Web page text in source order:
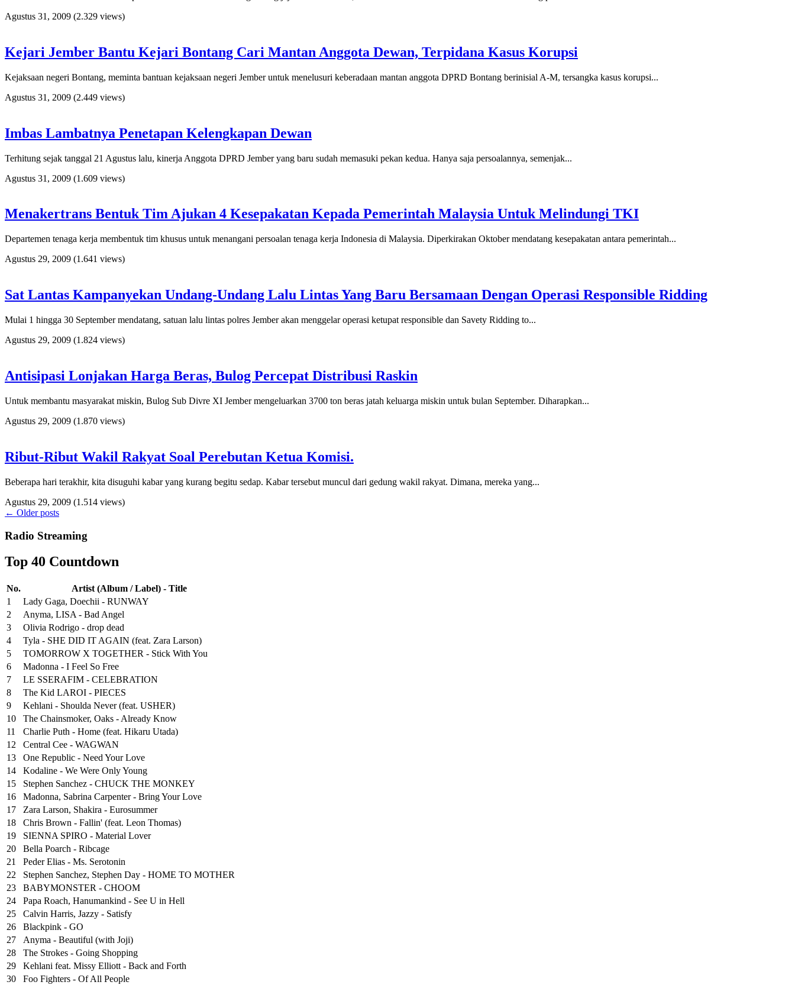
Agustus 31, 2009 (2.329 views)
Kejari Jember Bantu Kejari Bontang Cari Mantan Anggota Dewan, Terpidana Kasus Korupsi
­Kejaksaan negeri Bontang, meminta bantuan kejaksaan negeri Jember untuk menelusuri keberadaan mantan anggota DPRD Bontang berinisial A-M, tersangka kasus korupsi...
Agustus 31, 2009 (2.449 views)
Imbas Lambatnya Penetapan Kelengkapan Dewan
Terhitung sejak tanggal 21 Agustus lalu, kinerja Anggota DPRD Jember yang baru sudah memasuki pekan kedua. Hanya saja persoalannya, semenjak...
Agustus 31, 2009 (1.609 views)
Menakertrans Bentuk Tim Ajukan 4 Kesepakatan Kepada Pemerintah Malaysia Untuk Melindungi TKI
Departemen tenaga kerja membentuk tim khusus untuk menangani persoalan tenaga kerja Indonesia di Malaysia. Diperkirakan Oktober mendatang kesepakatan antara pemerintah...
Agustus 29, 2009 (1.641 views)
Sat Lantas Kampanyekan Undang-Undang Lalu Lintas Yang Baru Bersamaan Dengan Operasi Responsible Ridding
Mulai 1 hingga 30 September mendatang, satuan lalu lintas polres Jember akan menggelar operasi ketupat responsible dan Savety Ridding to...
Agustus 29, 2009 (1.824 views)
Antisipasi Lonjakan Harga Beras, Bulog Percepat Distribusi Raskin
Untuk membantu masyarakat miskin, Bulog Sub Divre XI Jember mengeluarkan 3700 ton beras jatah keluarga miskin untuk bulan September. Diharapkan...
Agustus 29, 2009 (1.870 views)
Ribut-Ribut Wakil Rakyat Soal Perebutan Ketua Komisi.
Beberapa hari terakhir, kita disuguhi kabar yang kurang begitu sedap. Kabar tersebut muncul dari gedung wakil rakyat. Dimana, mereka yang...
Agustus 29, 2009 (1.514 views)
← Older posts
Radio Streaming
Top 40 Countdown
No.
Artist (Album / Label) - Title
1
Lady Gaga, Doechii - RUNWAY
2
Anyma, LISA - Bad Angel
3
Olivia Rodrigo - drop dead
4
Tyla - SHE DID IT AGAIN (feat. Zara Larson)
5
TOMORROW X TOGETHER - Stick With You
6
Madonna - I Feel So Free
7
LE SSERAFIM - CELEBRATION
8
The Kid LAROI - PIECES
9
Kehlani - Shoulda Never (feat. USHER)
10
The Chainsmoker, Oaks - Already Know
11
Charlie Puth - Home (feat. Hikaru Utada)
12
Central Cee - WAGWAN
13
One Republic - Need Your Love
14
Kodaline - We Were Only Young
15
Stephen Sanchez - CHUCK THE MONKEY
16
Madonna, Sabrina Carpenter - Bring Your Love
17
Zara Larson, Shakira - Eurosummer
18
Chris Brown - Fallin' (feat. Leon Thomas)
19
SIENNA SPIRO - Material Lover
20
Bella Poarch - Ribcage
21
Peder Elias - Ms. Serotonin
22
Stephen Sanchez, Stephen Day - HOME TO MOTHER
23
BABYMONSTER - CHOOM
24
Papa Roach, Hanumankind - See U in Hell
25
⁠Calvin Harris, Jazzy - Satisfy
26
Blackpink - GO
27
Anyma - Beautiful (with Joji)
28
The Strokes - Going Shopping
29
Kehlani feat. Missy Elliott - Back and Forth
30
Foo Fighters - Of All People